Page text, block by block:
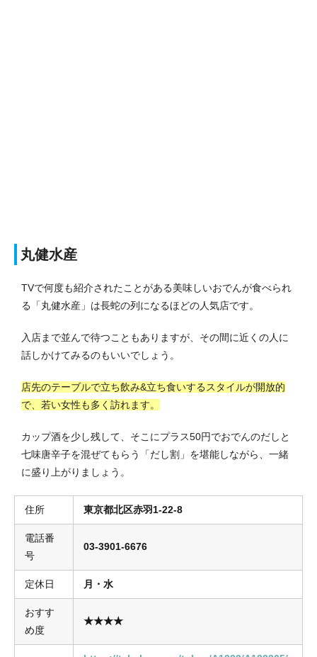
丸健水産
TVで何度も紹介されたことがある美味しいおでんが食べられ
る「丸健水産」は長蛇の列になるほどの人気店です。
入店まで並んで待つこともありますが、その間に近くの人に
話しかけてみるのもいいでしょう。
店先のテーブルで立ち飲み&立ち食いするスタイルが開放的
で、若い女性も多く訪れます。
カップ酒を少し残して、そこにプラス50円でおでんのだしと
七味唐辛子を混ぜてもらう「だし割」を堪能しながら、一緒
に盛り上がりましょう。
住所 東京都北区赤羽1-22-8
電話番
号
03-3901-6676
定休日 月・水
おすす
め度
★★★★